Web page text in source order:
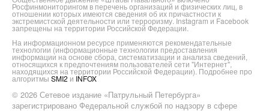
Росфинмониторингом в перечень организаций и физических лиц, в
отношении которых имеются сведения об их причастности к
экстремистской деятельности или терроризму. Instagram и Facebook
запрещены на территории Российской Федерации.
На информационном ресурсе применяются рекомендательные
технологии (информационные технологии предоставления
информации на основе сбора, систематизации и анализа сведений,
относящихся к предпочтениям пользователей сети "Интернет",
находящихся на территории Российской Федерации). Подробнее про
алгоритмы SMI2 и INFOX
© 2026 Сетевое издание «Патрульный Петербурга»
зарегистрировано Федеральной службой по надзору в сфере